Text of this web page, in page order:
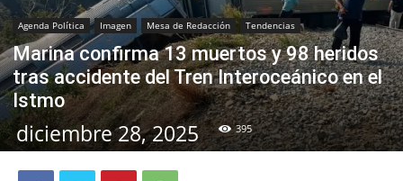
Agenda Política Imagen Mesa de Redacción Tendencias
Marina confirma 13 muertos y 98 heridos
tras accidente del Tren Interoceánico en el
Istmo
diciembre 28, 2025 395